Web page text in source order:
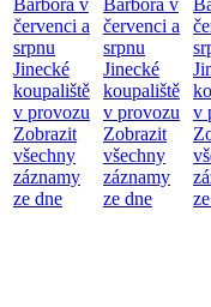
Barbora v
červenci a
srpnu
Jinecké
koupaliště
v provozu
Zobrazit
všechny
záznamy
ze dne
Barbora v
červenci a
srpnu
Jinecké
koupaliště
v provozu
Zobrazit
všechny
záznamy
ze dne
v